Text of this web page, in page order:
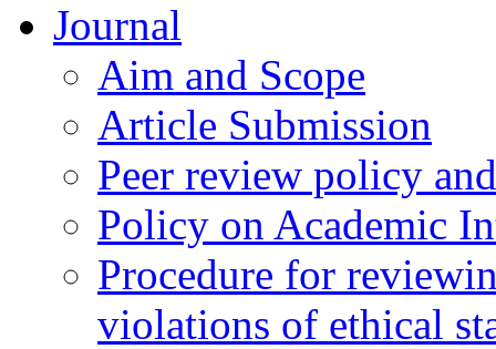
Journal
Aim and Scope
Article Submission
Peer review policy
Policy on Academic
Procedure for
violations of ethical